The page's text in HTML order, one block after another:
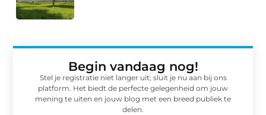
Begin vandaag nog!
Stel je registratie niet langer uit; sluit je nu aan bij ons
platform. Het biedt de perfecte gelegenheid om jouw
mening te uiten en jouw blog met een breed publiek te
delen.